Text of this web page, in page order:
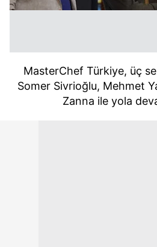
MasterChef Türkiye, üç
Somer Sivrioğlu, Mehmet
Zanna ile yola